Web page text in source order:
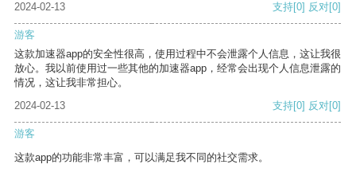
2024-02-13
支持[0] 反对[0]
游客
这款加速器app的安全性很高，使用过程中不会泄露个人信息，这让我很
放心。我以前使用过一些其他的加速器app，经常会出现个人信息泄露的
情况，这让我非常担心。
2024-02-13
支持[0] 反对[0]
游客
这款app的功能非常丰富，可以满足我不同的社交需求。